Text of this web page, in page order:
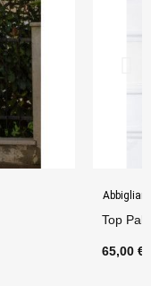
Top
65,00 €